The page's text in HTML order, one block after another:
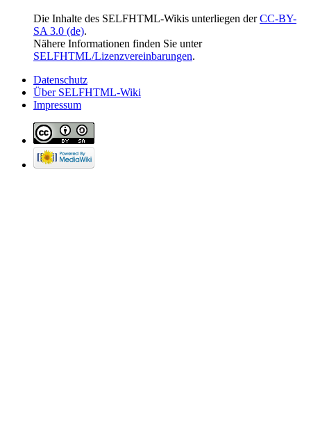
Die Inhalte des SELFHTML-Wikis unterliegen derCC-BY-
SA 3.0 (de).
Nähere Informationen finden Sie unter
SELFHTML/Lizenzvereinbarungen.
Datenschutz
Über SELFHTML-Wiki
Impressum